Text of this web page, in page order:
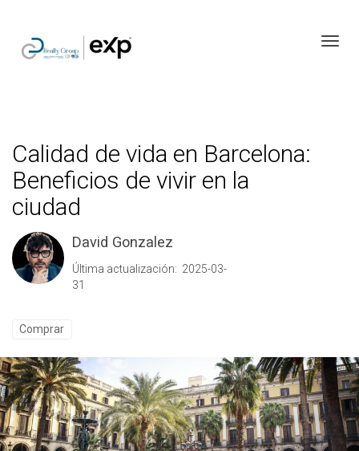
Calidad de vida en Barcelona:
Beneficios de vivir en la
ciudad
David Gonzalez
Última actualización: 2025-03-
31
Comprar